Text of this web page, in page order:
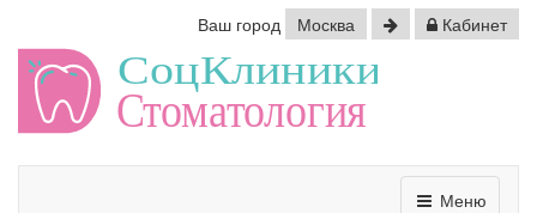
Ваш город Москва Кабинет
Меню